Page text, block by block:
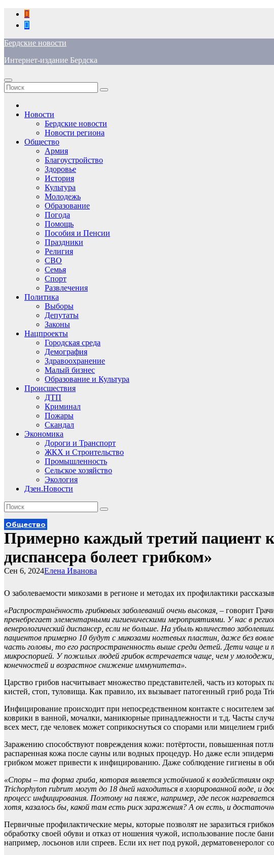
Перейти
содержимому
Бердские новости
Интернет-издание Бердска
Новости
Бердские новости
Новости региона
Общество
Армия
Благоустройство
Здоровье
История
Культура
Молодежь
Образование
Погода
Помощь
Пособия и Пенсии
Праздники
Религия
СВО
Семья
Спорт
Развлечения
Политика
Выборы
Депутаты
Законы
Нацпроекты
Городская среда
Демография
Здравоохранение
Малый бизнес
Образование и Культура
Происшествия
ДТП
Криминал
Пожары
Скандал
Экономика
Дороги и Транспорт
ЖКХ и Строительство
Промышленность
Сельское хозяйство
Экология
Дзен.Новости
Общество
Примерно каждый третий пациент
диспансера болеет грибком»
Елена Иванова
Сен 6, 2024
О заболеваемости микозами в регионе и методах их профилактики
«Распространённость грибковых заболеваний очень высокая, – говорит
пренебрегает элементарными гигиеническими мероприятиями. У нас в
венерологический диспансер, если не больше. На убыль количество
пациентов примерно 10 будут с микозами ногтевых пластин, даже без
часть головы, то его распространенность выше среди детей. Дети
микроспорией. У пожилых людей грибок встречается чаще, чем у
конечностей и возрастное снижение иммунитета».
Царство грибов насчитывает множество представителей, часть из которых
кистей, стоп, туловища. Как правило, их вызывает патогенный гриб рода
Инфицирование происходит при непосредственном контакте с носителем
коврики в ванной, мочалки, маникюрные принадлежности и т.д. Часты
всех мест, где человек может соприкоснуться со спорами или мицелием
Заражению способствуют повреждения кожи: потёртости, повышенная
распаренная кожа после сауны или водных процедур. Но даже если
грибком может привести к инфицированию. Даже соблюдение гигиены в
«Споры – та форма гриба, которая является устойчивой к воздействиям
Trichophyton rubrum могут до 18 дней находиться в хлорированной воде, и
процесс инфицирования. Поэтому на пляже, например, где песок
хотя, казалось бы, какой там есть риск заражения? А он есть, и
Первичные профилактические меры, которые позволят не заразиться
обработку своей обуви и отказ от ношения чужой, использование после
например, лосьонов или спреев. Если их нет под рукой, дерматовенеролог